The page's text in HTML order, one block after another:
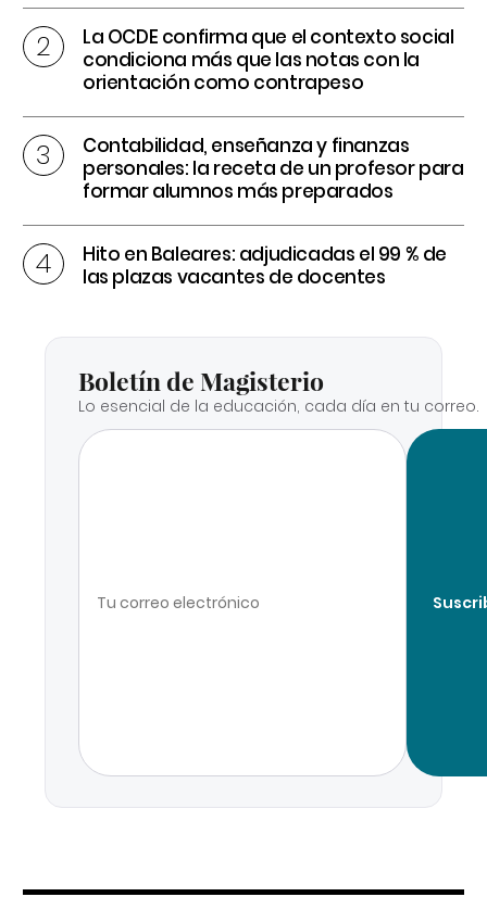
La OCDE confirma que el contexto social
condiciona más que las notas con la
orientación como contrapeso
Contabilidad, enseñanza y finanzas
personales: la receta de un profesor para
formar alumnos más preparados
Hito en Baleares: adjudicadas el 99 % de
las plazas vacantes de docentes
Boletín de Magisterio
Lo esencial de la educación, cada día en tu correo.